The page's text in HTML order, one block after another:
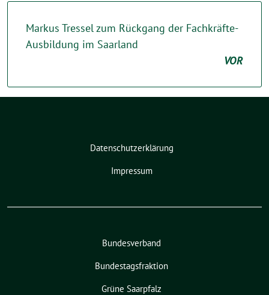
Markus Tressel zum Rückgang der Fachkräfte-
Ausbildung im Saarland
VOR
Datenschutzerklärung
Impressum
Bundesverband
Bundestagsfraktion
Grüne Saarpfalz